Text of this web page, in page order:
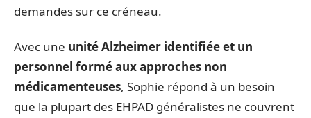
demandes sur ce créneau.
Avec une unité Alzheimer identifiée et un
personnel formé aux approches non
médicamenteuses, Sophie répond à un besoin
que la plupart des EHPAD généralistes ne couvrent